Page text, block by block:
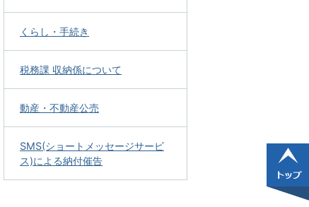
くらし・手続き
税務課 収納係について
動産・不動産公売
SMS(ショートメッセージサービ
ス)による納付催告